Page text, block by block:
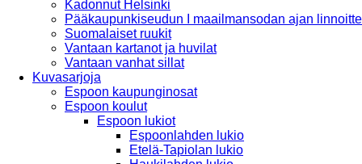
Kadonnut Helsinki
Pääkaupunkiseudun I maailmansodan ajan
Suomalaiset ruukit
Vantaan kartanot ja huvilat
Vantaan vanhat sillat
Kuvasarjoja
Espoon kaupunginosat
Espoon koulut
Espoon lukiot
Espoonlahden lukio
Etelä-Tapiolan lukio